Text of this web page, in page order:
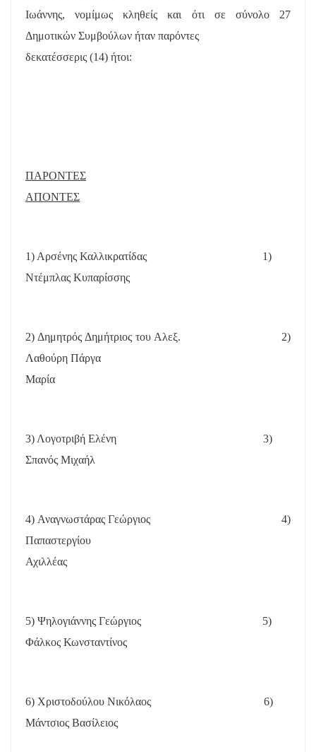
Ιωάννης, νομίμως κληθείς και ότι σε σύνολο 27
Δημοτικών Συμβούλων ήταν παρόντες
δεκατέσσερις (14) ήτοι:
ΠΑΡΟΝΤΕΣ
ΑΠΟΝΤΕΣ
1) Αρσένης Καλλικρατίδας
1)
Ντέμπλας Κυπαρίσσης
2) Δημητρός Δημήτριος του Αλεξ.
2)
Λαθούρη Πάργα
Μαρία
3) Λογοτριβή Ελένη
3)
Σπανός Μιχαήλ
4) Αναγνωστάρας Γεώργιος
4)
Παπαστεργίου
Αχιλλέας
5) Ψηλογιάννης Γεώργιος
5)
Φάλκος Κωνσταντίνος
6) Χριστοδούλου Νικόλαος
6)
Μάντσιος Βασίλειος